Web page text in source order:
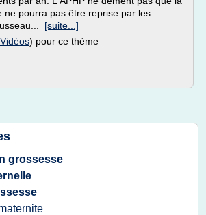
ne pourra pas être reprise par les
[suite...]
) pour ce thème
grossesse